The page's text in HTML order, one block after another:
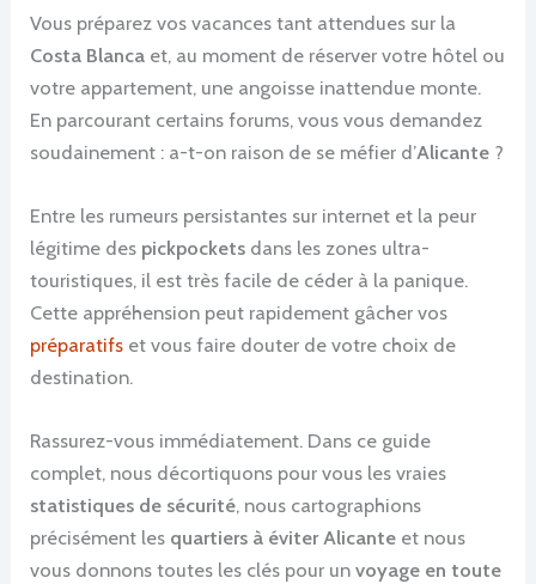
Vous préparez vos vacances tant attendues sur la
Costa Blanca et, au moment de réserver votre hôtel ou
votre appartement, une angoisse inattendue monte.
En parcourant certains forums, vous vous demandez
soudainement : a-t-on raison de se méfier d’Alicante ?
Entre les rumeurs persistantes sur internet et la peur
légitime des pickpockets dans les zones ultra-
touristiques, il est très facile de céder à la panique.
Cette appréhension peut rapidement gâcher vos
préparatifs et vous faire douter de votre choix de
destination.
Rassurez-vous immédiatement. Dans ce guide
complet, nous décortiquons pour vous les vraies
statistiques de sécurité, nous cartographions
précisément les quartiers à éviter Alicante et nous
vous donnons toutes les clés pour unvoyage en toute